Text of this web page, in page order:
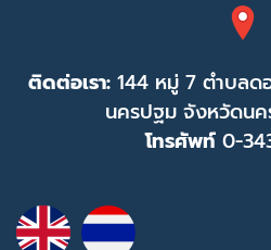
ติดต่อเรา: 144 หมู่ 7 ตำบลด
นครปฐม จังหวัดน
โทรศัพท์ 0-